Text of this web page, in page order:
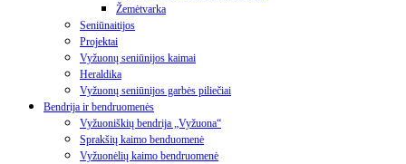
Žemėtvarka
Seniūnaitijos
Projektai
Vyžuonų seniūnijos kaimai
Heraldika
Vyžuonų seniūnijos garbės piliečiai
Bendrija ir bendruomenės
Vyžuoniškių bendrija „Vyžuona“
Sprakšių kaimo benduomenė
Vyžuonėlių kaimo bendruomenė